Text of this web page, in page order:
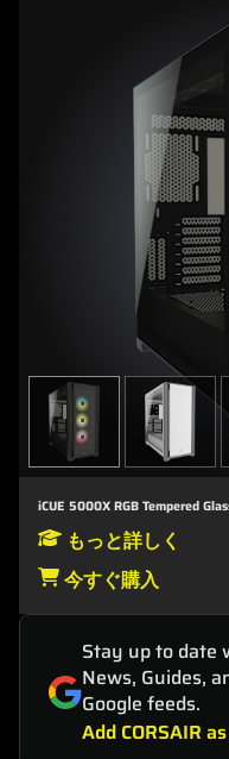
iCUE 5000X RGB Tempered
もっと詳しく
今すぐ購入
Stay up to date
News, Guides,
Google feeds.
Add CORSAIR